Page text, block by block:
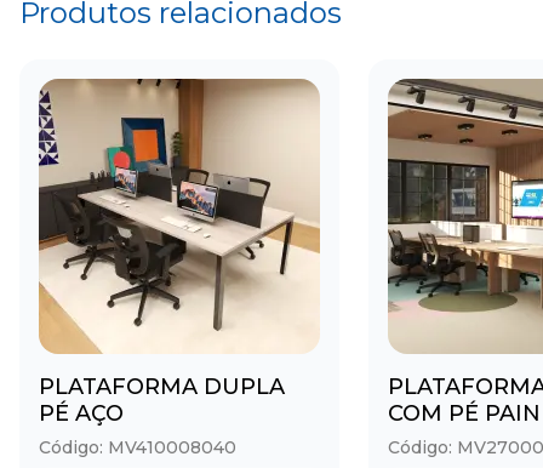
Produtos relacionados
PLATAFORMA DUPLA
PÉ AÇO
Código: MV410008040
COM PÉ
Código: